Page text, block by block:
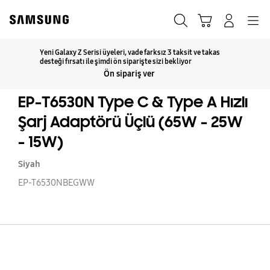
content
Yeni Galaxy Z Serisi üyeleri, vade farksız 3 taksit ve takas
desteği fırsatı ile şimdi ön siparişte sizi bekliyor
Ön sipariş ver
EP-T6530N Type C & Type A Hızlı
Şarj Adaptörü Üçlü (65W - 25W
- 15W)
Siyah
EP-T6530NBEGWW